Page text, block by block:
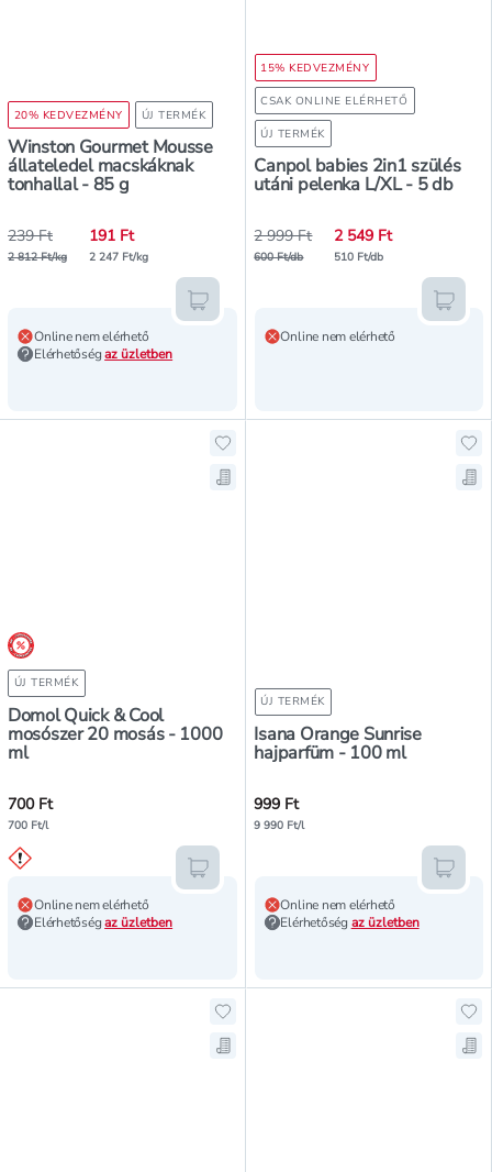
20% KEDVEZMÉNY ÚJ TERMÉK
Winston Gourmet Mousse
állateledel macskáknak
tonhallal - 85 g
239 Ft
2 812 Ft/kg
191 Ft
2 247 Ft/kg
Online nem elérhető
Elérhetőségaz üzletben
Kosárba teszem
15% KEDVEZMÉNY
CSAK ONLINE ELÉRHETŐ
ÚJ TERMÉK
Canpol babies 2in1 szülés
utáni pelenka L/XL - 5 db
2 999 Ft
600 Ft/db
2 549 Ft
510 Ft/db
Online nem elérhető
árréscsökkentés
ÚJ TERMÉK
Domol Quick & Cool
mosószer 20 mosás - 1000
ml
Hozzáadás a kedvencekhez,
Mentés a bevásárló listára,
700 Ft
700 Ft/l
Online nem elérhető
Elérhetőségaz üzletben
Kosárba teszem
ÚJ TERMÉK
Isana Orange Sunrise
hajparfüm - 100 ml
999 Ft
9 990 Ft/l
Online nem elérhető
Elérhetőség az üzletben
Hozzáadás a kedvencekhez,
Mentés a bevásárló listára, Isana